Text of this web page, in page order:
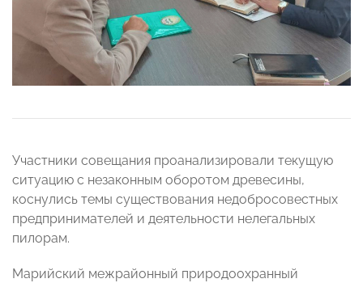
Участники совещания проанализировали текущую
ситуацию с незаконным оборотом древесины,
коснулись темы существования недобросовестных
предпринимателей и деятельности нелегальных
пилорам.
Марийский межрайонный природоохранный